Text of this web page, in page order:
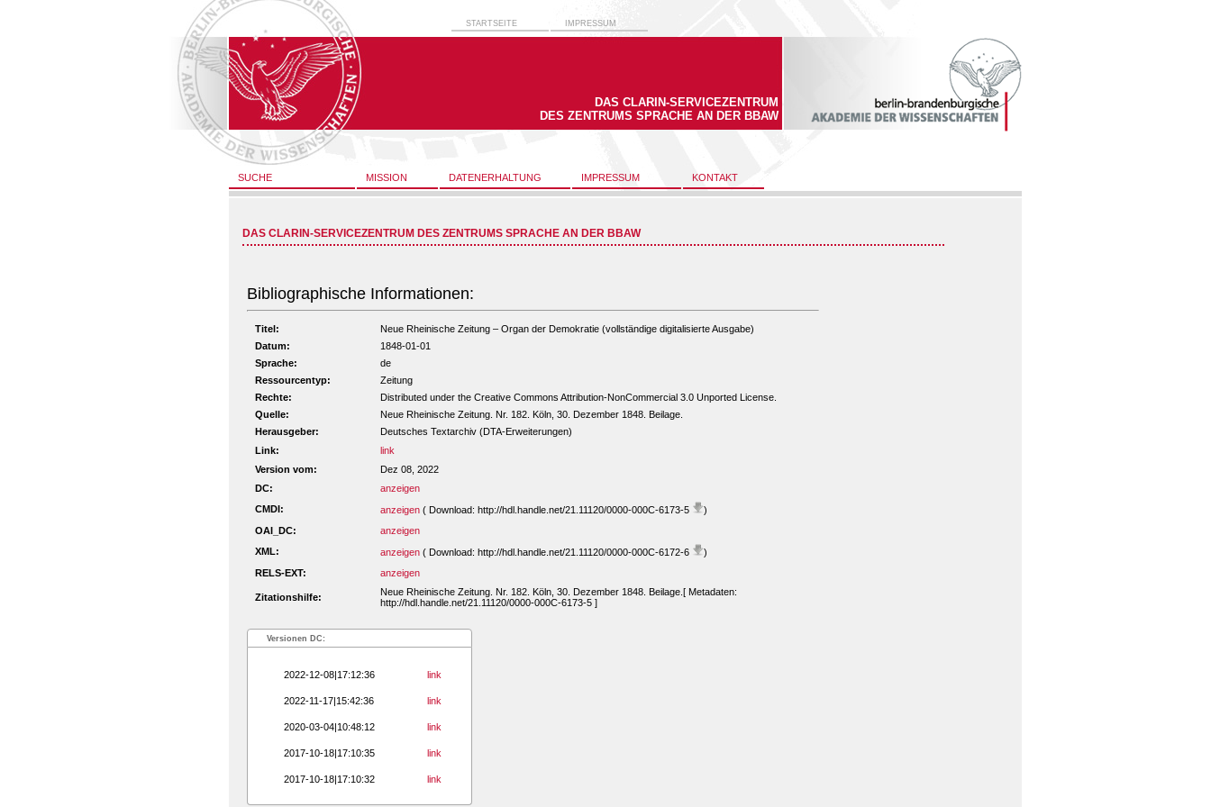
STARTSEITE IMPRESSUM
DAS CLARIN-SERVICEZENTRUM
DES ZENTRUMS SPRACHE AN DER BBAW
SUCHE MISSION DATENERHALTUNG IMPRESSUM KONTAKT
DAS CLARIN-SERVICEZENTRUM DES ZENTRUMS SPRACHE AN DER BBAW
Bibliographische Informationen:
Titel:
Neue Rheinische Zeitung – Organ der Demokratie (vollständige digitalisierte Ausgabe)
Datum:
1848-01-01
Sprache:
de
Ressourcentyp:
Zeitung
Rechte:
Distributed under the Creative Commons Attribution-NonCommercial 3.0 Unported License.
Quelle:
Neue Rheinische Zeitung. Nr. 182. Köln, 30. Dezember 1848. Beilage.
Herausgeber:
Deutsches Textarchiv (DTA-Erweiterungen)
Link:
link
Version vom:
Dez 08, 2022
DC:
anzeigen
CMDI:
anzeigen ( Download: http://hdl.handle.net/21.11120/0000-000C-6173-5
)
OAI_DC:
anzeigen
XML:
anzeigen ( Download: http://hdl.handle.net/21.11120/0000-000C-6172-6
)
RELS-EXT:
anzeigen
Zitationshilfe:
Neue Rheinische Zeitung. Nr. 182. Köln, 30. Dezember 1848. Beilage.[ Metadaten:
http://hdl.handle.net/21.11120/0000-000C-6173-5 ]
Versionen DC:
2022-12-08|17:12:36 link
2022-11-17|15:42:36 link
2020-03-04|10:48:12 link
2017-10-18|17:10:35 link
2017-10-18|17:10:32 link